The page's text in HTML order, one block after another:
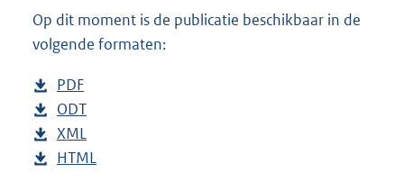
:
Op dit moment is de publicatie beschikbaar in de
volgende formaten:
D
o
w
n
PDF
e
s
t
D
o
w
ODT
s
D
o
XML
e
D
HTML